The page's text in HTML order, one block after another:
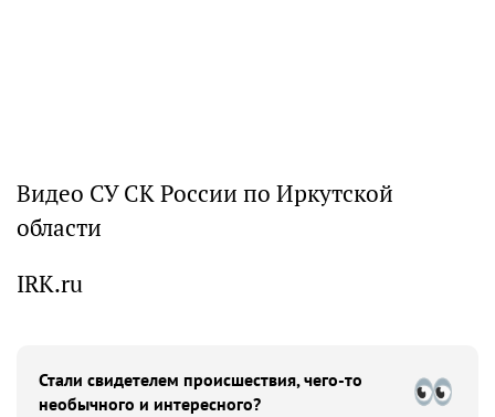
Видео СУ СК России по Иркутской
области
IRK.ru
Стали свидетелем происшествия, чего-то
необычного и интересного?